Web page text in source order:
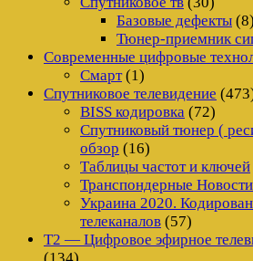
Базовые дефекты (8)
Тюнер-приемник
Современные цифровые
Смарт(1)
Спутниковое телевидение
BISS кодировка (72)
Спутниковый тюнер (
обзор (16)
Таблицы частот и ключей
Транспондерные Новости
Украина 2020.
телеканалов (57)
Т2 — Цифровое эфирное